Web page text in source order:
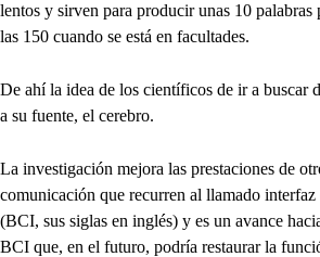
lentos y sirven para producir unas 10
las 150 cuando se está en facultades.
De ahí la idea de los científicos de ir a buscar
a su fuente, el cerebro.
La investigación mejora las prestaciones de
comunicación que recurren al llamado
(BCI, sus siglas en inglés) y es un avance
BCI que, en el futuro, podría restaurar la